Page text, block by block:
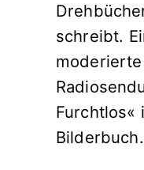
schreibt.
Furchtlos«
Bilderbuch.